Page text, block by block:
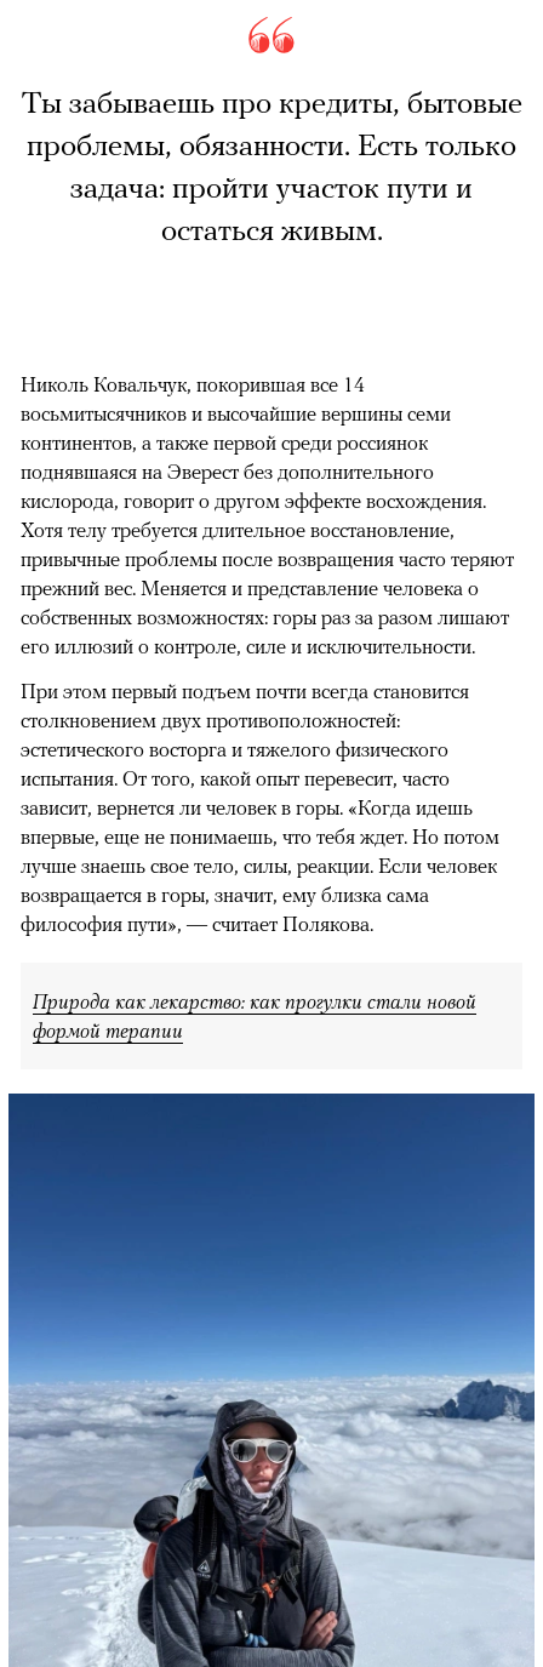
Ты забываешь про кредиты, бытовые
проблемы, обязанности. Есть только
задача: пройти участок пути и
остаться живым.
Николь Ковальчук, покорившая все 14
восьмитысячников и высочайшие вершины семи
континентов, а также первой среди россиянок
поднявшаяся на Эверест без дополнительного
кислорода, говорит о другом эффекте восхождения.
Хотя телу требуется длительное восстановление,
привычные проблемы после возвращения часто теряют
прежний вес. Меняется и представление человека о
собственных возможностях: горы раз за разом лишают
его иллюзий о контроле, силе и исключительности.
При этом первый подъем почти всегда становится
столкновением двух противоположностей:
эстетического восторга и тяжелого физического
испытания. От того, какой опыт перевесит, часто
зависит, вернется ли человек в горы. «Когда идешь
впервые, еще не понимаешь, что тебя ждет. Но потом
лучше знаешь свое тело, силы, реакции. Если человек
возвращается в горы, значит, ему близка сама
философия пути», — считает Полякова.
Природа как лекарство: как прогулки стали новой
формой терапии